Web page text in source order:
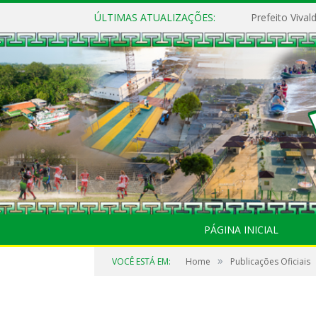
ÚLTIMAS ATUALIZAÇÕES:
PÁGINA INICIAL
VOCÊ ESTÁ EM: Home » Publicações Oficiais